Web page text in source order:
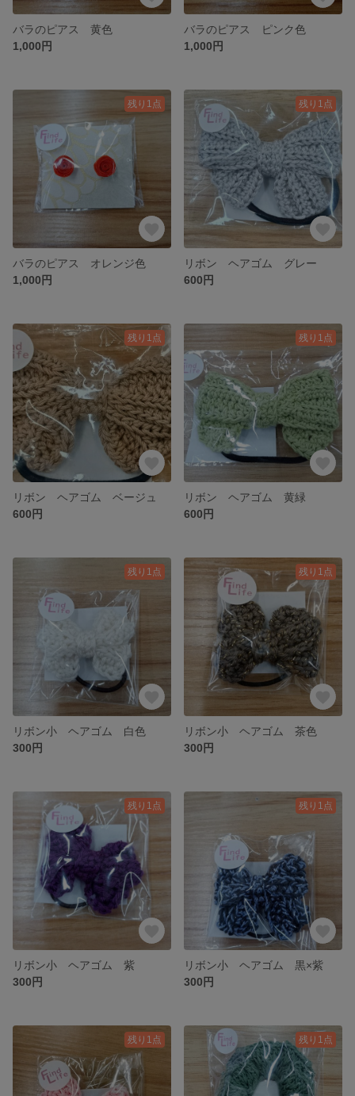
バラのピアス 黄色
1,000円
バラのピアス ピンク色
1,000円
残り1点
バラのピアス オレンジ色
1,000円
残り1点
リボン ヘアゴム グレー
600円
残り1点
リボン ヘアゴム ベージュ
600円
残り1点
リボン ヘアゴム 黄緑
600円
残り1点
リボン小 ヘアゴム 白色
300円
残り1点
リボン小 ヘアゴム 茶色
300円
残り1点
リボン小 ヘアゴム 紫
300円
残り1点
リボン小 ヘアゴム 黒×紫
300円
残り1点 残り1点